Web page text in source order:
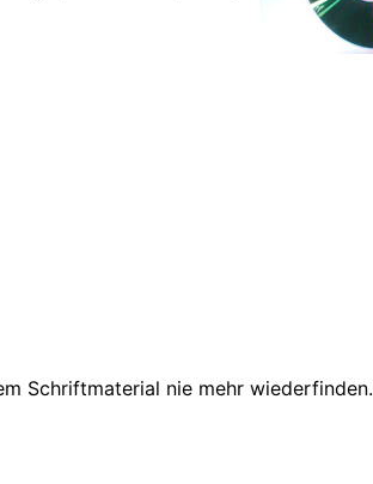
Schriftmaterial nie mehr wiederfinden.